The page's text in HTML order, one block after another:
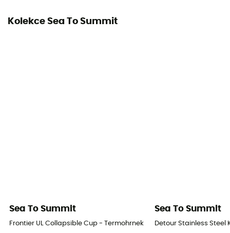
Kolekce Sea To Summit
Sea To Summit
Frontier UL Collapsible Cup - Termohrnek
Sea To Summit
Detour Stainless Steel